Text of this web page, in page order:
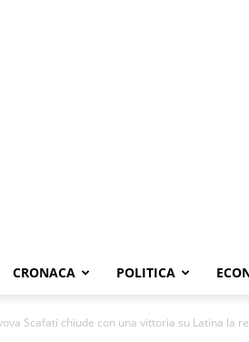
CRONACA POLITICA
Scafati chiude con una vittoria su Latina la